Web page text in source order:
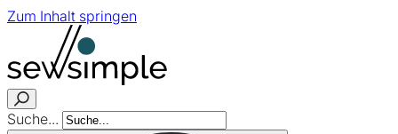
Zum Inhalt springen
Suche...